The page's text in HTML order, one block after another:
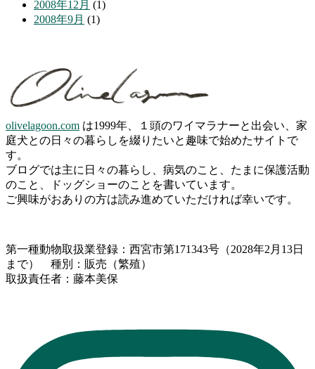
2008年12月 (1)
2008年9月 (1)
olivelagoon.com は1999年、１頭のワイマラナーと出会い、家
庭犬との日々の暮らしを綴りたいと趣味で始めたサイトで
す。
ブログでは主に日々の暮らし、病気のこと、たまに保護活動
のこと、ドッグショーのことを書いています。
ご興味がおありの方は読み進めていただければ幸いです。
第一種動物取扱業登録：西宮市第171343号（2028年2月13日
まで） 種別：販売（繁殖）
取扱責任者：藤本美保